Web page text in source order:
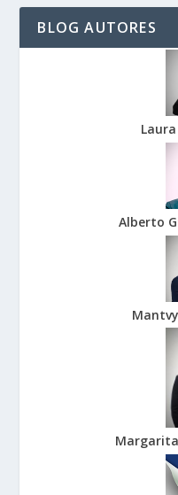
BLOG AUTORES
Alberto